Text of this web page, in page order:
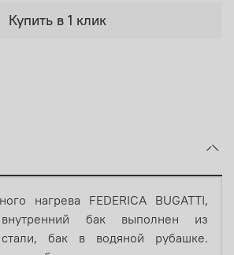
Купить в 1 клик
нагрева FEDERICA BUGATTI,
бак выполнен из
бак в водяной рубашке.